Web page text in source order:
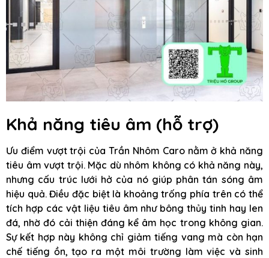
Khả năng tiêu âm (hỗ trợ)
Ưu điểm vượt trội của Trần Nhôm Caro nằm ở khả năng
tiêu âm vượt trội. Mặc dù nhôm không có khả năng này,
nhưng cấu trúc lưới hở của nó giúp phân tán sóng âm
hiệu quả. Điều đặc biệt là khoảng trống phía trên có thể
tích hợp các vật liệu tiêu âm như bông thủy tinh hay len
đá, nhờ đó cải thiện đáng kể âm học trong không gian.
Sự kết hợp này không chỉ giảm tiếng vang mà còn hạn
chế tiếng ồn, tạo ra một môi trường làm việc và sinh